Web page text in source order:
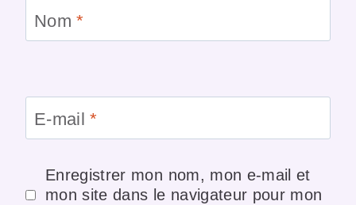
Nom*
E-mail*
Enregistrer mon nom, mon e-mail et
mon site dans le navigateur pour mon